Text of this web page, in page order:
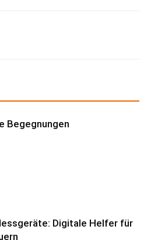
Begegnungen
Digitale Helfer für